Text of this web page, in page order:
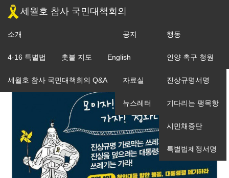
세월호 참사 국민대책회의
소개
조직도
세월호 참사 국민대책회의 Q&A
공지
입장
자료실
뉴스레터
행동
인양 촉구 청원
진상규명서명
기다리는 팽목항
시민채증단
특별법제정서명
4·16 특별법 촛불 지도 English